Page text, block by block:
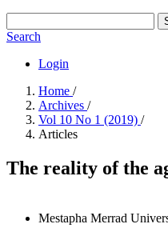
Search
Login
Home /
Archives /
Vol 10 No 1 (2019) /
Articles
The reality of the
Mestapha Merrad